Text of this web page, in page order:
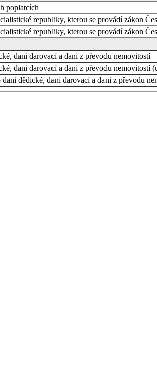
poplatcích
republiky, kterou se provádí zákon
republiky, kterou se provádí zákon
dani darovací a dani z převodu nemovitostí
dani darovací a dani z převodu
dědické, dani darovací a dani z převodu